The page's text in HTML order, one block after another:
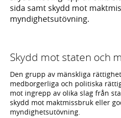
sida samt skydd mot
myndighetsutövning.
Skydd mot staten och
Den grupp av mänskliga
medborgerliga och politiska
mot ingrepp av olika slag från
skydd mot maktmissbruk eller
myndighetsutövning.